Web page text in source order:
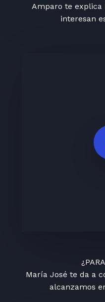
Amparo te explica
interesan
María José te da a
alcanzamos